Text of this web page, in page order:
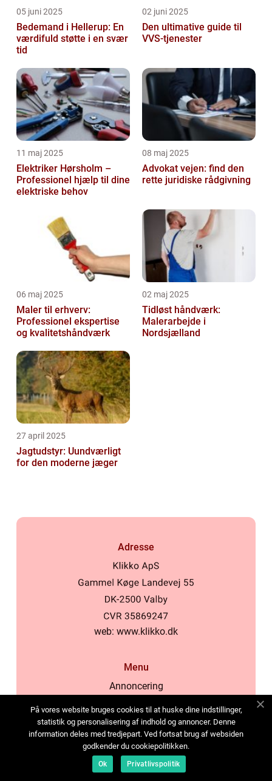
05 juni 2025
Bedemand i Hellerup: En
værdifuld støtte i en svær
tid
02 juni 2025
Den ultimative guide til
VVS-tjenester
11 maj 2025
Elektriker Hørsholm –
Professionel hjælp til dine
elektriske behov
08 maj 2025
Advokat vejen: find den
rette juridiske rådgivning
06 maj 2025
Maler til erhverv:
Professionel ekspertise
og kvalitetshåndværk
02 maj 2025
Tidløst håndværk:
Malerarbejde i
Nordsjælland
27 april 2025
Jagtudstyr: Uundværligt
for den moderne jæger
Adresse
web: www.klikko.dk
Menu
Annoncering
Cookies
Kontakt os
Sitemap
På vores website bruges cookies til at huske dine indstillinger,
statistik og personalisering af indhold og annoncer. Denne
information deles med tredjepart. Ved fortsat brug af websiden
godkender du cookiepolitikken.
Ok Privatlivspolitik